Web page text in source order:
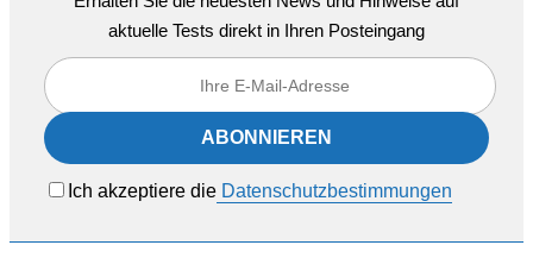
aktuelle Tests direkt in Ihren Posteingang
Ich akzeptiere die Datenschutzbestimmungen